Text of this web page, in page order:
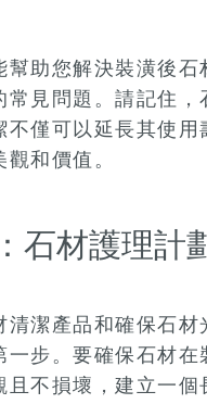
幫助您解決裝潢後石
常見問題。請記住，
僅可以延長其使用
和價值。
石材護理計
清潔產品和確保石材
一步。要確保石材在
且不損壞，建立一個